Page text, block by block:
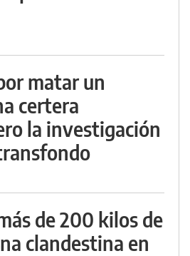
matar un
certera
la investigación
de 200 kilos de
clandestina en